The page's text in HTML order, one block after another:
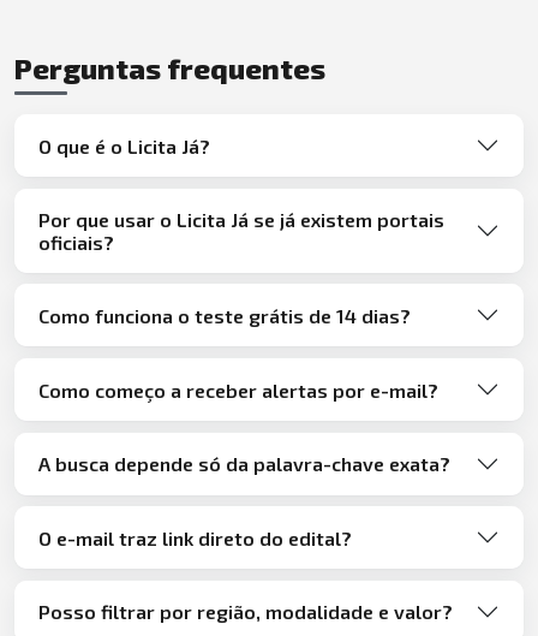
Perguntas frequentes
O que é o Licita Já?
Por que usar o Licita Já se já existem portais
oficiais?
Como funciona o teste grátis de 14 dias?
Como começo a receber alertas por e-mail?
A busca depende só da palavra-chave exata?
O e-mail traz link direto do edital?
Posso filtrar por região, modalidade e valor?